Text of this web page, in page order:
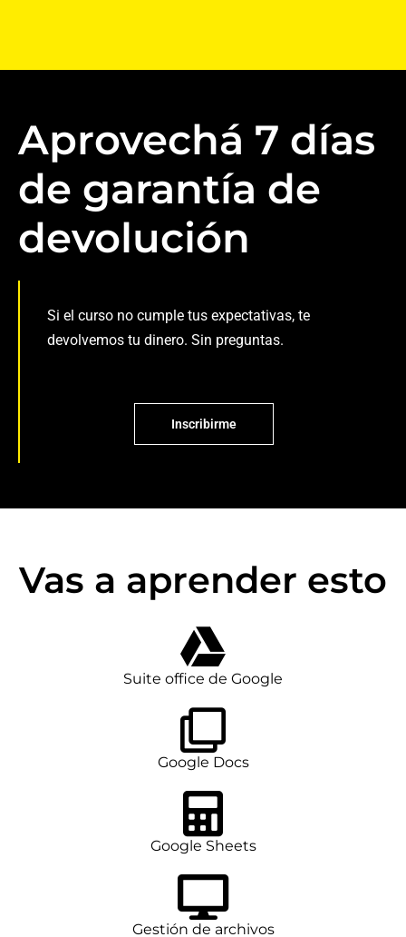
Aprovechá 7 días
de garantía de
devolución
Si el curso no cumple tus expectativas, te
devolvemos tu dinero. Sin preguntas.
Inscribirme
Vas a aprender esto
Suite office de Google
Google Docs
Google Sheets
Gestión de archivos